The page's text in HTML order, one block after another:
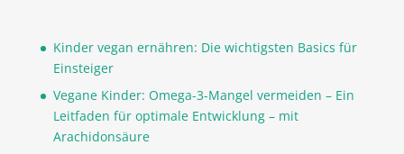
Kinder vegan ernähren: Die wichtigsten Basics für
Einsteiger
Vegane Kinder: Omega-3-Mangel vermeiden – Ein
Leitfaden für optimale Entwicklung – mit
Arachidonsäure